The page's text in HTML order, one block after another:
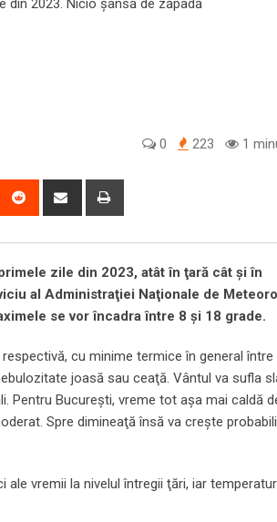
0 223 1
Pinterest Reddit
Share
zile din 2023, atât în ţară cât şi în
al Administraţiei Naţionale de
se vor încadra între 8 și 18 grade.
cu minime termice în general între
joasă sau ceaţă. Vântul va sufla
Pentru Bucureşti, vreme tot aşa mai caldă
Spre dimineaţă însă va creşte
vremii la nivelul întregii ţări, iar